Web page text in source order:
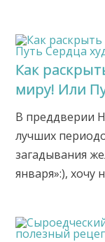
Как
миру! Или
В преддверии
лучших
загадывания
января»:), хочу